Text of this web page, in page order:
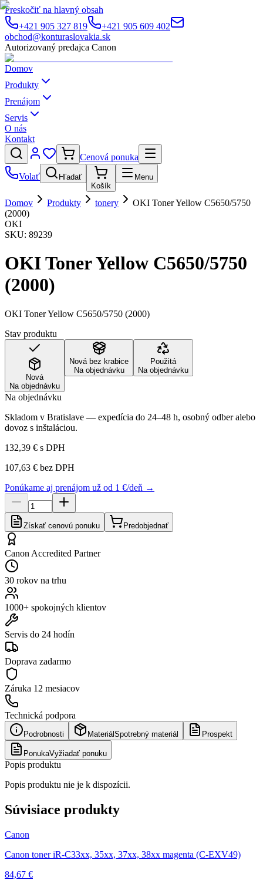
Preskočiť na hlavný obsah
+421 905 327 819
+421 905 609 402
obchod@konturaslovakia.sk
Autorizovaný predajca Canon
Domov
Produkty
Prenájom
Servis
O nás
Kontakt
Cenová ponuka
Volať
Hľadať
Košík
Menu
Domov Produkty tonery
OKI Toner Yellow C5650/5750
(2000)
OKI
SKU: 89239
OKI Toner Yellow C5650/5750
(2000)
OKI Toner Yellow C5650/5750 (2000)
Stav produktu
Nová
Na objednávku
Nová bez krabice
Na objednávku
Použitá
Na objednávku
Na objednávku
Skladom v Bratislave — expedícia do 24–48 h, osobný odber alebo
dovoz s inštaláciou.
132,39 € s DPH
107,63 € bez DPH
Ponúkame aj prenájom už od 1 €/deň →
Získať cenovú ponuku Predobjednať
Canon Accredited Partner
30 rokov na trhu
1000+ spokojných klientov
Servis do 24 hodín
Doprava zadarmo
Záruka 12 mesiacov
Technická podpora
Podrobnosti Materiál Spotrebný materiál Prospekt
PonukaVyžiadať ponuku
Popis produktu
Popis produktu nie je k dispozícii.
Súvisiace produkty
Canon
Canon toner iR-C33xx, 35xx, 37xx, 38xx magenta (C-EXV49)
84,67 €